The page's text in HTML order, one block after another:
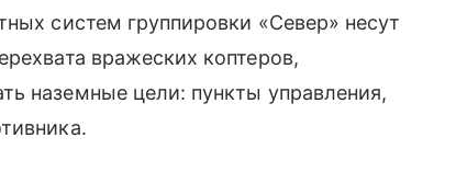
систем группировки «Север» несут
вражеских коптеров,
наземные цели: пункты управления,